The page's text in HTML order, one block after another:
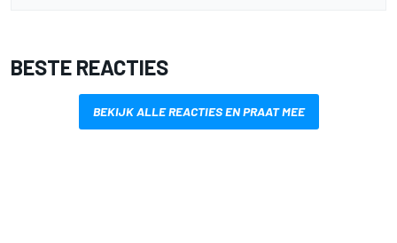
BESTE REACTIES
BEKIJK ALLE REACTIES EN PRAAT MEE